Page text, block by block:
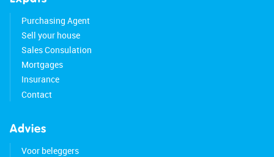
Purchasing Agent
Sell your house
Sales Consulation
Mortgages
Insurance
Contact
Advies
Voor beleggers